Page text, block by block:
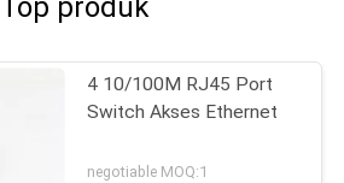
4 10/100M RJ45 Port
Switch Akses Ethernet
negotiable MOQ:1